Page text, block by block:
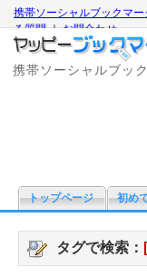
携帯ソーシャルブックマー
る質問｜お問合わせ
携帯ソーシャルブッ
トップページ 初め
タグで検索：